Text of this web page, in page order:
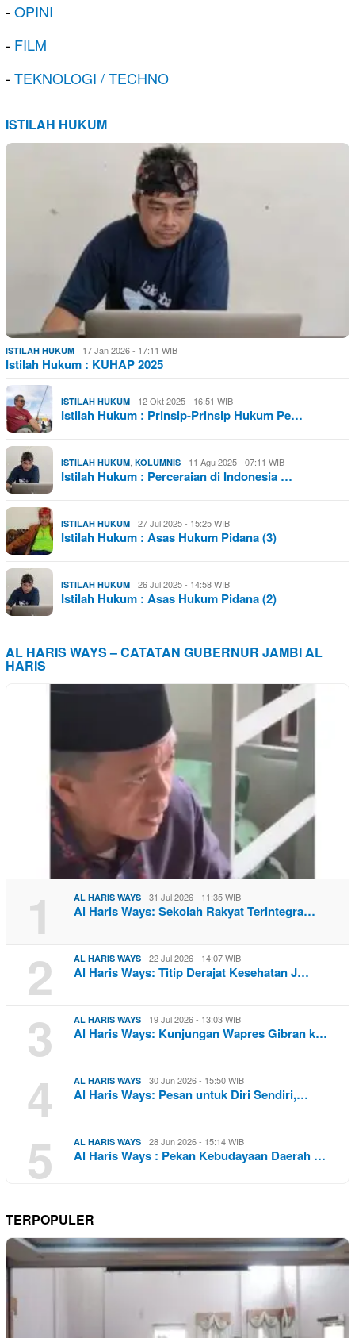
-OPINI
- FILM
-TEKNOLOGI / TECHNO
ISTILAH HUKUM
ISTILAH HUKUM 17 Jan 2026 - 17:11 WIB
Istilah Hukum : KUHAP 2025
ISTILAH HUKUM 12 Okt 2025 - 16:51 WIB
Istilah Hukum : Prinsip-Prinsip Hukum Pe…
ISTILAH HUKUM, KOLUMNIS 11 Agu 2025 - 07:11 WIB
Istilah Hukum : Perceraian di Indonesia …
ISTILAH HUKUM 27 Jul 2025 - 15:25 WIB
Istilah Hukum : Asas Hukum Pidana (3)
ISTILAH HUKUM 26 Jul 2025 - 14:58 WIB
Istilah Hukum : Asas Hukum Pidana (2)
AL HARIS WAYS – CATATAN GUBERNUR JAMBI AL
HARIS
1 AL HARIS WAYS 31 Jul 2026 - 11:35 WIB
Al Haris Ways: Sekolah Rakyat Terintegra…
2 AL HARIS WAYS 22 Jul 2026 - 14:07 WIB
Al Haris Ways: Titip Derajat Kesehatan J…
3 AL HARIS WAYS 19 Jul 2026 - 13:03 WIB
Al Haris Ways: Kunjungan Wapres Gibran k…
4 AL HARIS WAYS 30 Jun 2026 - 15:50 WIB
Al Haris Ways: Pesan untuk Diri Sendiri,…
5 AL HARIS WAYS 28 Jun 2026 - 15:14 WIB
Al Haris Ways : Pekan Kebudayaan Daerah …
TERPOPULER